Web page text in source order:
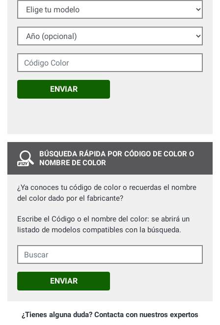
Elige tu modelo
Año (opcional)
Código Color
ENVIAR
BÚSQUEDA RÁPIDA POR CÓDIGO DE COLOR O
NOMBRE DE COLOR
¿Ya conoces tu código de color o recuerdas el nombre
del color dado por el fabricante?
Escribe el Código o el nombre del color: se abrirá un
listado de modelos compatibles con la búsqueda.
Buscar
ENVIAR
¿Tienes alguna duda? Contacta con nuestros expertos